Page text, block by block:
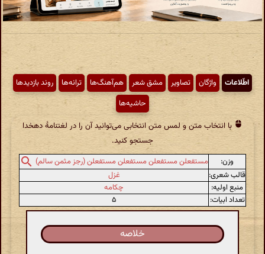
اطّلاعات واژگان تصاویر مشق شعر هم‌آهنگ‌ها ترانه‌ها
روند بازدیدها
حاشیه‌ها
با انتخاب متن و لمس متن انتخابی می‌توانید آن را در لغتنامهٔ دهخدا
جستجو کنید.
وزن:
مستفعلن مستفعلن مستفعلن مستفعلن (رجز مثمن سالم)
قالب شعری:
غزل
منبع اولیه:
چکامه
تعداد ابیات:
۵
خلاصه